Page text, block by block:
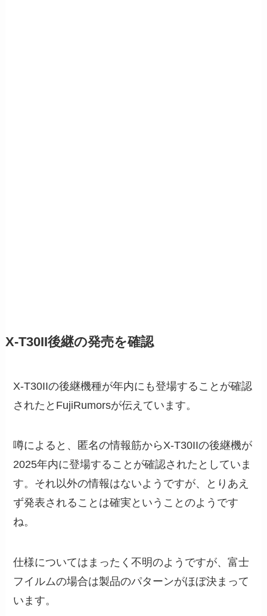
X-T30II後継の発売を確認
X-T30IIの後継機種が年内にも登場することが確認
されたとFujiRumorsが伝えています。
噂によると、匿名の情報筋からX-T30IIの後継機が
2025年内に登場することが確認されたとしていま
す。それ以外の情報はないようですが、とりあえ
ず発表されることは確実ということのようです
ね。
仕様についてはまったく不明のようですが、富士
フイルムの場合は製品のパターンがほぼ決まって
います。